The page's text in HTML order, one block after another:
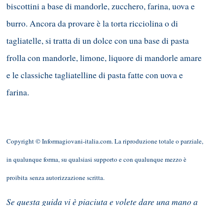
biscottini a base di mandorle, zucchero, farina, uova e
burro. Ancora da provare è la torta ricciolina o di
tagliatelle, si tratta di un dolce con una base di pasta
frolla con mandorle, limone, liquore di mandorle amare
e le classiche tagliatelline di pasta fatte con uova e
farina.
Copyright © Informagiovani-italia.com. La riproduzione totale o parziale,
in qualunque forma, su qualsiasi supporto e con qualunque mezzo è
proibita senza autorizzazione scritta.
Se questa guida vi è piaciuta e volete dare una mano a